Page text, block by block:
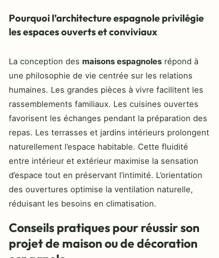
Pourquoi l’architecture espagnole privilégie
les espaces ouverts et conviviaux
La conception des maisons espagnoles répond à
une philosophie de vie centrée sur les relations
humaines. Les grandes pièces à vivre facilitent les
rassemblements familiaux. Les cuisines ouvertes
favorisent les échanges pendant la préparation des
repas. Les terrasses et jardins intérieurs prolongent
naturellement l’espace habitable. Cette fluidité
entre intérieur et extérieur maximise la sensation
d’espace tout en préservant l’intimité. L’orientation
des ouvertures optimise la ventilation naturelle,
réduisant les besoins en climatisation.
Conseils pratiques pour réussir son
projet de maison ou de décoration